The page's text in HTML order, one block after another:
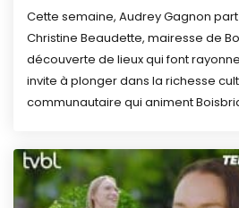
Cette semaine, Audrey Gagnon
Christine Beaudette, mairesse de
découverte de lieux qui font
invite à plonger dans la richesse
communautaire qui animent